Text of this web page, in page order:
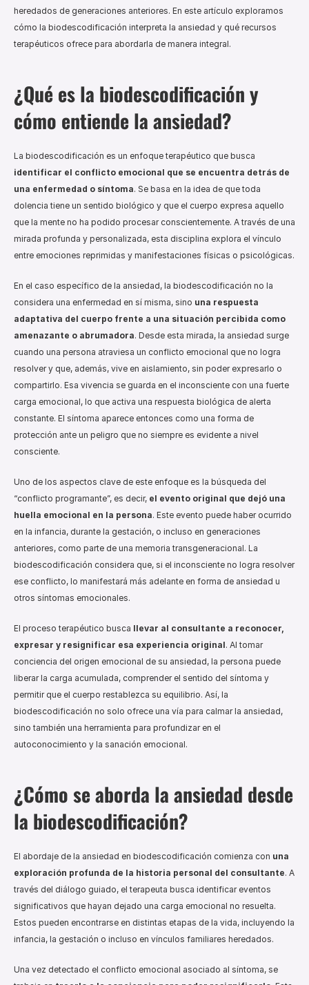
heredados de generaciones anteriores. En este artículo exploramos
cómo la biodescodificación interpreta la ansiedad y qué recursos
terapéuticos ofrece para abordarla de manera integral.
¿Qué es la biodescodificación y
cómo entiende la ansiedad?
identificar el conflicto emocional que se encuentra detrás de
una enfermedad o síntoma. Se basa en la idea de que toda
dolencia tiene un sentido biológico y que el cuerpo expresa aquello
que la mente no ha podido procesar conscientemente. A través de una
mirada profunda y personalizada, esta disciplina explora el vínculo
entre emociones reprimidas y manifestaciones físicas o psicológicas.
En el caso específico de la ansiedad, la biodescodificación no la
considera una enfermedad en sí misma, sino una respuesta
adaptativa del cuerpo frente a una situación percibida como
amenazante o abrumadora. Desde esta mirada, la ansiedad surge
cuando una persona atraviesa un conflicto emocional que no logra
resolver y que, además, vive en aislamiento, sin poder expresarlo o
compartirlo. Esa vivencia se guarda en el inconsciente con una fuerte
carga emocional, lo que activa una respuesta biológica de alerta
constante. El síntoma aparece entonces como una forma de
protección ante un peligro que no siempre es evidente a nivel
consciente.
Uno de los aspectos clave de este enfoque es la búsqueda del
“conflicto programante”, es decir, el evento original que dejó una
huella emocional en la persona. Este evento puede haber ocurrido
en la infancia, durante la gestación, o incluso en generaciones
anteriores, como parte de una memoria transgeneracional. La
biodescodificación considera que, si el inconsciente no logra resolver
ese conflicto, lo manifestará más adelante en forma de ansiedad u
otros síntomas emocionales.
El proceso terapéutico busca llevar al consultante a reconocer,
expresar y resignificar esa experiencia original. Al tomar
conciencia del origen emocional de su ansiedad, la persona puede
liberar la carga acumulada, comprender el sentido del síntoma y
permitir que el cuerpo restablezca su equilibrio. Así, la
biodescodificación no solo ofrece una vía para calmar la ansiedad,
sino también una herramienta para profundizar en el
autoconocimiento y la sanación emocional.
¿Cómo se aborda la ansiedad desde
la biodescodificación?
El abordaje de la ansiedad en biodescodificación comienza con una
exploración profunda de la historia personal del consultante. A
través del diálogo guiado, el terapeuta busca identificar eventos
significativos que hayan dejado una carga emocional no resuelta.
Estos pueden encontrarse en distintas etapas de la vida, incluyendo la
infancia, la gestación o incluso en vínculos familiares heredados.
Una vez detectado el conflicto emocional asociado al síntoma, se